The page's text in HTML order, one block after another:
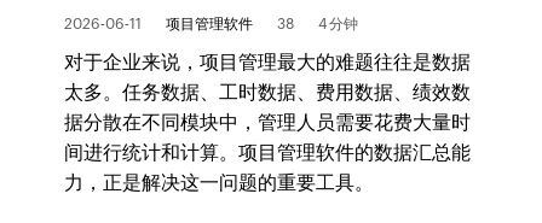
2026-06-11 项目管理软件 38 4 分钟
对于企业来说，项目管理最大的难题往往是数据
太多。任务数据、工时数据、费用数据、绩效数
据分散在不同模块中，管理人员需要花费大量时
间进行统计和计算。项目管理软件的数据汇总能
力，正是解决这一问题的重要工具。